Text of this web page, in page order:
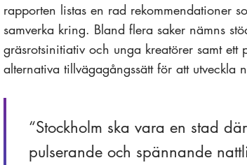
rapporten listas en rad rekommendationer
samverka kring. Bland flera saker nämns
gräsrotsinitiativ och unga kreatörer samt
alternativa tillvägagångssätt för att utveckla
Stockholm ska vara en stad
pulserande och spännande